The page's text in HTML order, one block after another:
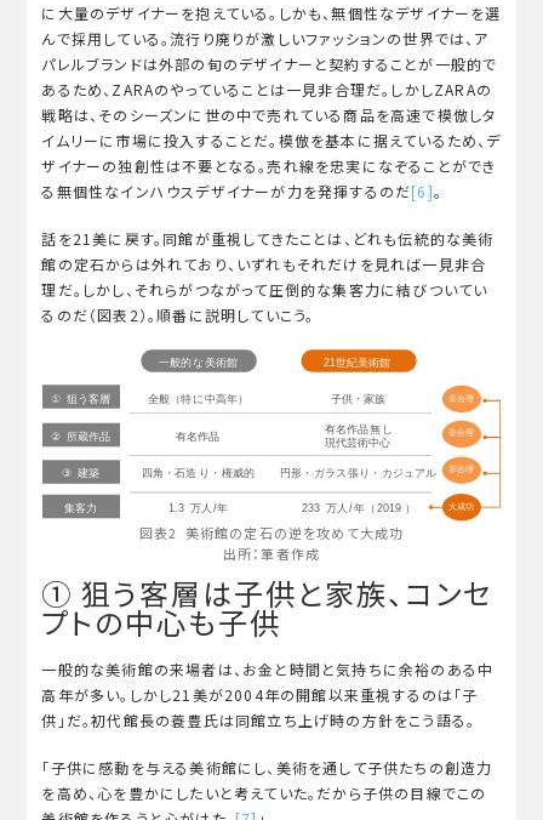
に大量のデザイナーを抱えている。しかも、無個性なデザイナーを選
んで採用している。流行り廃りが激しいファッションの世界では、ア
パレルブランドは外部の旬のデザイナーと契約することが一般的で
あるため、ZARAのやっていることは一見非合理だ。しかしZARAの
戦略は、そのシーズンに世の中で売れている商品を高速で模倣しタ
イムリーに市場に投入することだ。模倣を基本に据えているため、デ
ザイナーの独創性は不要となる。売れ線を忠実になぞることができ
る無個性なインハウスデザイナーが力を発揮するのだ[6]。
話を21美に戻す。同館が重視してきたことは、どれも伝統的な美術
館の定石からは外れており、いずれもそれだけを見れば一見非合
理だ。しかし、それらがつながって圧倒的な集客力に結びついてい
るのだ（図表2）。順番に説明していこう。
図表2 美術館の定石の逆を攻めて大成功
出所：筆者作成
① 狙う客層は子供と家族、コンセ
プトの中心も子供
一般的な美術館の来場者は、お金と時間と気持ちに余裕のある中
高年が多い。しかし21美が2004年の開館以来重視するのは「子
供」だ。初代館長の蓑豊氏は同館立ち上げ時の方針をこう語る。
「子供に感動を与える美術館にし、美術を通して子供たちの創造力
を高め、心を豊かにしたいと考えていた。だから子供の目線でこの